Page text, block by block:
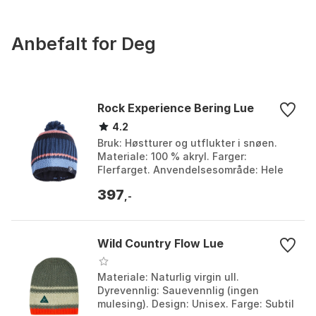
Anbefalt for Deg
Rock Experience Bering Lue
4.2
Bruk: Høstturer og utflukter i snøen.
Materiale: 100 % akryl. Farger:
Flerfarget. Anvendelsesområde: Hele
multicolor. Stør...
397 ,-
Wild Country Flow Lue
Materiale: Naturlig virgin ull.
Dyrevennlig: Sauevennlig (ingen
mulesing). Design: Unisex. Farge: Subtil